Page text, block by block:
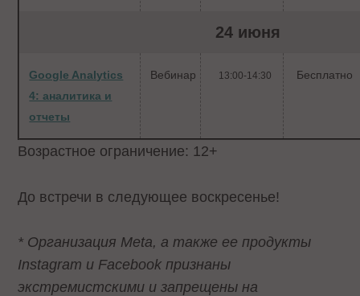
24 июня
Google Analytics
4: аналитика и
отчеты
Вебинар 13:00-14:30 Бесплатно
Возрастное ограничение: 12+
До встречи в следующее воскресенье!
* Организация Meta, а также ее продукты
Instagram и Facebook признаны
экстремистскими и запрещены на